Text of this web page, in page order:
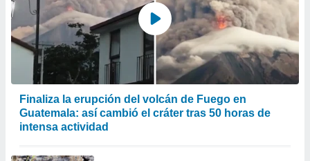
Finaliza la erupción del volcán de Fuego en
Guatemala: así cambió el cráter tras 50 horas de
intensa actividad